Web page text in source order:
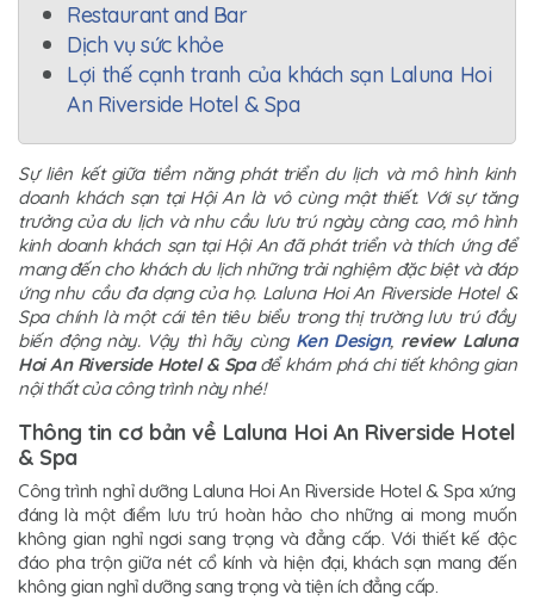
Restaurant and Bar
Dịch vụ sức khỏe
Lợi thế cạnh tranh của khách sạn Laluna Hoi
An Riverside Hotel & Spa
Sự liên kết giữa tiềm năng phát triển du lịch và mô hình kinh
doanh khách sạn tại Hội An là vô cùng mật thiết. Với sự tăng
trưởng của du lịch và nhu cầu lưu trú ngày càng cao, mô hình
kinh doanh khách sạn tại Hội An đã phát triển và thích ứng để
mang đến cho khách du lịch những trải nghiệm đặc biệt và đáp
ứng nhu cầu đa dạng của họ. Laluna Hoi An Riverside Hotel &
Spa chính là một cái tên tiêu biểu trong thị trường lưu trú đầy
biến động này. Vậy thì hãy cùng Ken Design,review Laluna
Hoi An Riverside Hotel & Spađể khám phá chi tiết không gian
nội thất của công trình này nhé!
Thông tin cơ bản về Laluna Hoi An Riverside Hotel
& Spa
Công trình nghỉ dưỡng Laluna Hoi An Riverside Hotel & Spa xứng
đáng là một điểm lưu trú hoàn hảo cho những ai mong muốn
không gian nghỉ ngơi sang trọng và đẳng cấp. Với thiết kế độc
đáo pha trộn giữa nét cổ kính và hiện đại, khách sạn mang đến
không gian nghỉ dưỡng sang trọng và tiện ích đẳng cấp.